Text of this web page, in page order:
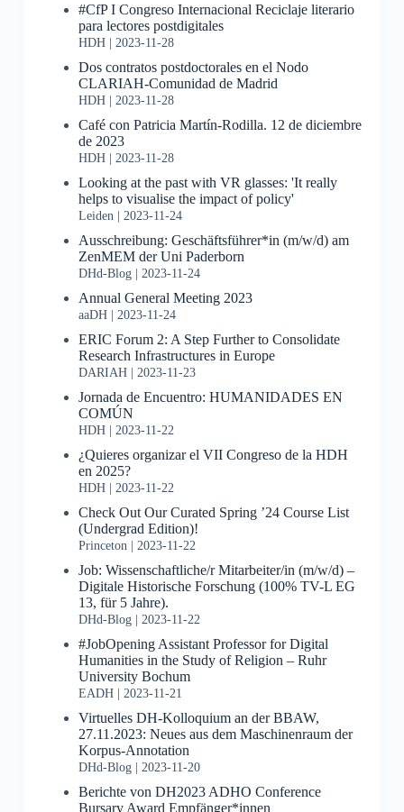
#CfP I Congreso Internacional Reciclaje literario
para lectores postdigitales
HDH 2023-11-28
Dos contratos postdoctorales en el Nodo
CLARIAH-Comunidad de Madrid
HDH 2023-11-28
Café con Patricia Martín-Rodilla. 12 de diciembre
de 2023
HDH 2023-11-28
Looking at the past with VR glasses: 'It really
helps to visualise the impact of policy'
Leiden 2023-11-24
Ausschreibung: Geschäftsführer*in (m/w/d) am
ZenMEM der Uni Paderborn
DHd-Blog 2023-11-24
Annual General Meeting 2023
aaDH 2023-11-24
ERIC Forum 2: A Step Further to Consolidate
Research Infrastructures in Europe
DARIAH 2023-11-23
Jornada de Encuentro: HUMANIDADES EN
COMÚN
HDH 2023-11-22
¿Quieres organizar el VII Congreso de la HDH
en 2025?
HDH 2023-11-22
Check Out Our Curated Spring ’24 Course List
(Undergrad Edition)!
Princeton 2023-11-22
Job: Wissenschaftliche/r Mitarbeiter/in (m/w/d) –
Digitale Historische Forschung (100% TV-L EG
13, für 5 Jahre).
DHd-Blog 2023-11-22
#JobOpening Assistant Professor for Digital
Humanities in the Study of Religion – Ruhr
University Bochum
EADH 2023-11-21
Virtuelles DH-Kolloquium an der BBAW,
27.11.2023: Neues aus dem Maschinenraum der
Korpus-Annotation
DHd-Blog 2023-11-20
Berichte von DH2023 ADHO Conference
Bursary Award Empfänger*innen